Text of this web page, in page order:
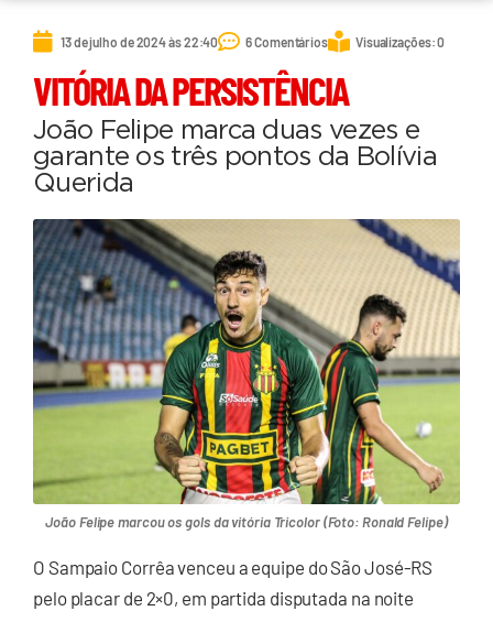
13 de julho de 2024 às 22:40 6 Comentários Visualizações: 0
VITÓRIA DA PERSISTÊNCIA
João Felipe marca duas vezes e
garante os três pontos da Bolívia
Querida
João Felipe marcou os gols da vitória Tricolor (Foto: Ronald Felipe)
O Sampaio Corrêa venceu a equipe do São José-RS
pelo placar de 2×0, em partida disputada na noite